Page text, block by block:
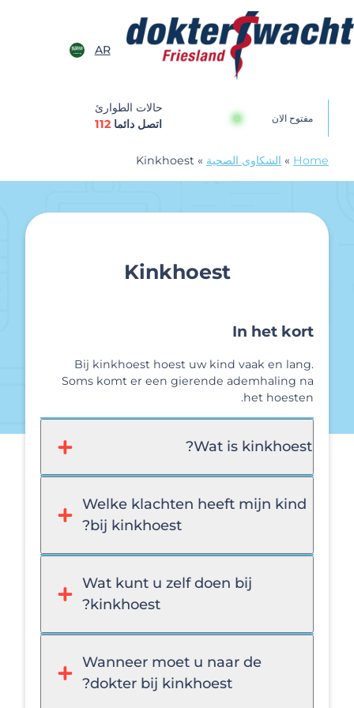
AR
مفتوح الان
حالات الطوارئ
اتصل دائما 112
Home
» الشكاوى الصحية »
Kinkhoest
Kinkhoest
In het kort
Bij kinkhoest hoest uw kind vaak en lang.
Soms komt er een gierende ademhaling na
het hoesten.
Wat is kinkhoest?
Welke klachten heeft mijn kind
bij kinkhoest?
Wat kunt u zelf doen bij
kinkhoest?
Wanneer moet u naar de
dokter bij kinkhoest?